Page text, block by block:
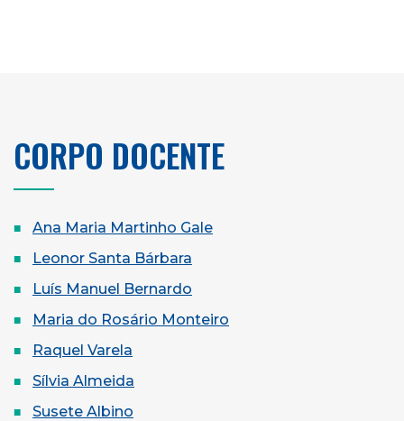
CORPO DOCENTE
Ana Maria Martinho Gale
Leonor Santa Bárbara
Luís Manuel Bernardo
Maria do Rosário Monteiro
Raquel Varela
Sílvia Almeida
Susete Albino